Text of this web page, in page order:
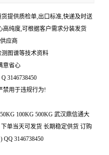
提供质检单,出口标准,快递及时送
高纯度,可根据客户需求分装发货
应商
图谱等技术资料
意省心
3146738450
禁用于违规行为!
100KG 500KG 武汉鼎信通大
单当天可发货 长期稳定供货 订购
QQ 3146738450